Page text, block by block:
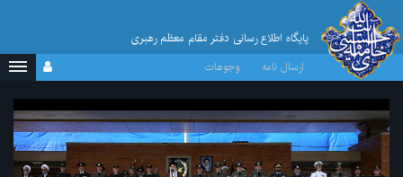
پایگاه اطلاع رسانی دفتر مقام معظم رهبری
ارسال نامه
وجوهات